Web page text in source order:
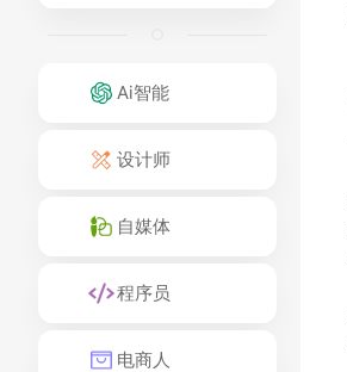
Ai智能
设计师
自媒体
程序员
电商人